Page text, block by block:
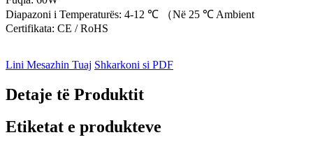
Diapazoni i Temperaturës: 4-12 ℃ （Në 25 ℃ Ambient
Certifikata: CE / RoHS
Lini Mesazhin Tuaj Shkarkoni si PDF
Detaje të Produktit
Etiketat e produkteve